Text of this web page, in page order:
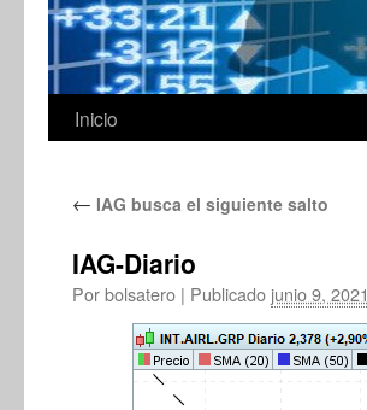
Inicio
← IAG busca el siguiente salto
IAG-Diario
Porbolsatero | Publicado junio 9, 2021